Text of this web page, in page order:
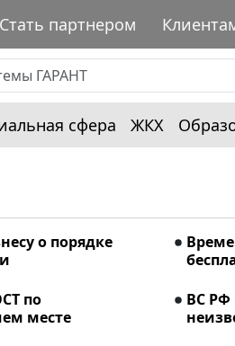
Стать партнером
сфера ЖКХ
о порядке
по
месте
ВС РФ